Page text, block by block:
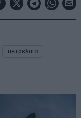
πετρελαιο